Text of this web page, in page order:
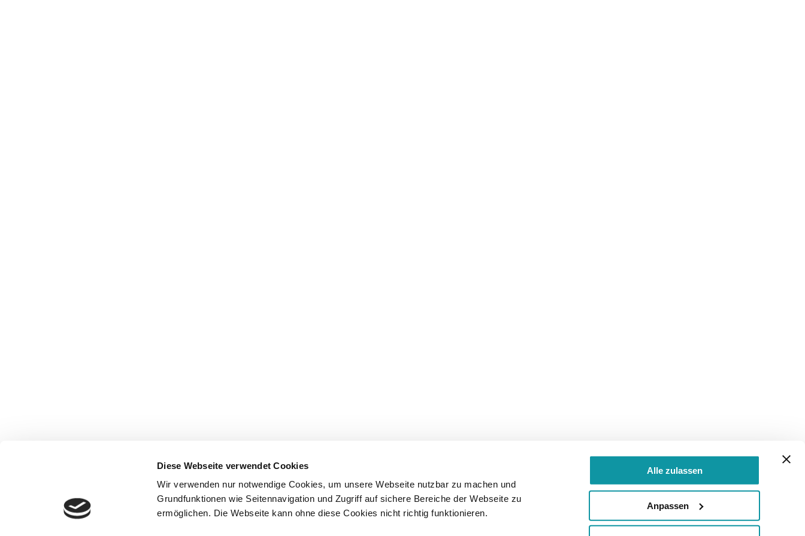
Diese Webseite verwendet Cookies
Wir verwenden nur notwendige Cookies, um unsere Webseite nutzbar zu machen und
Grundfunktionen wie Seitennavigation und Zugriff auf sichere Bereiche der Webseite zu
ermöglichen. Die Webseite kann ohne diese Cookies nicht richtig funktionieren.
Alle zulassen
Anpassen